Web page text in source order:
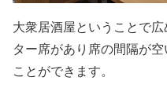
大衆居酒屋ということで
ター席があり席の間隔が
ことができます。